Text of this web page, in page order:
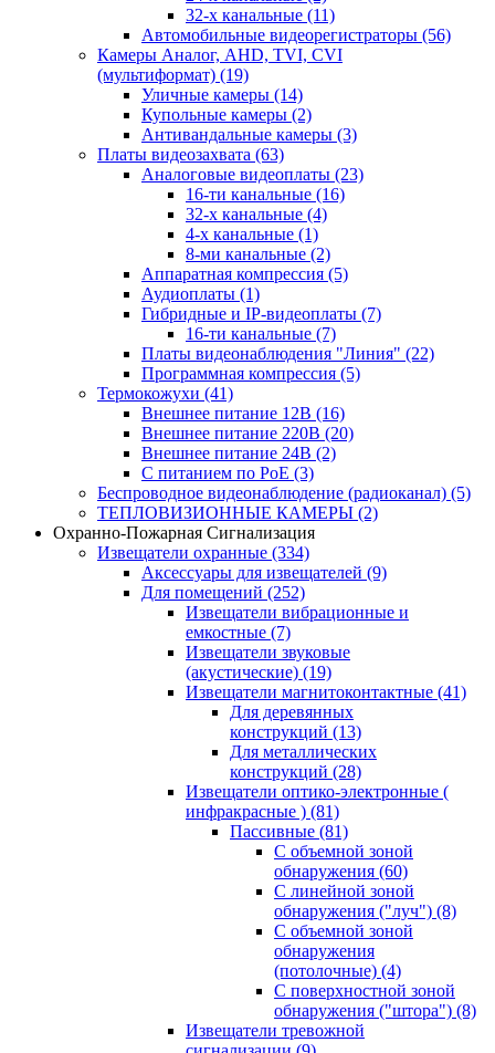
32-х канальные (11)
Автомобильные видеорегистраторы (56)
Камеры Аналог, AHD, TVI, CVI
(мультиформат) (19)
Уличные камеры (14)
Купольные камеры (2)
Антивандальные камеры (3)
Платы видеозахвата (63)
Аналоговые видеоплаты (23)
16-ти канальные (16)
32-х канальные (4)
4-х канальные (1)
8-ми канальные (2)
Аппаратная компрессия (5)
Аудиоплаты (1)
Гибридные и IP-видеоплаты (7)
16-ти канальные (7)
Платы видеонаблюдения "Линия" (22)
Программная компрессия (5)
Термокожухи (41)
Внешнее питание 12В (16)
Внешнее питание 220В (20)
Внешнее питание 24В (2)
С питанием по PoE (3)
Беспроводное видеонаблюдение (радиоканал) (5)
ТЕПЛОВИЗИОННЫЕ КАМЕРЫ (2)
Охранно-Пожарная Сигнализация
Извещатели охранные (334)
Аксессуары для извещателей (9)
Для помещений (252)
Извещатели вибрационные и
емкостные (7)
Извещатели звуковые
(акустические) (19)
Извещатели магнитоконтактные (41)
Для деревянных
конструкций (13)
Для металлических
конструкций (28)
Извещатели оптико-электронные (
инфракрасные ) (81)
Пассивные (81)
С объемной зоной
обнаружения (60)
С линейной зоной
обнаружения ("луч") (8)
С объемной зоной
обнаружения
(потолочные) (4)
С поверхностной зоной
обнаружения ("штора") (8)
Извещатели тревожной